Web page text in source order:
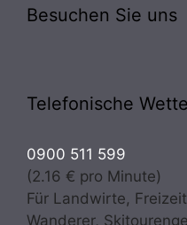
Besuchen Sie uns
Telefonische
0900 511 599
(2.16 € pro Minute)
Für Landwirte,
Wanderer,